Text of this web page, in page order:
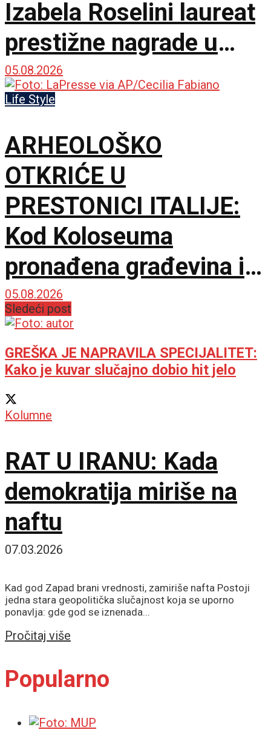
Izabela Roselini laureat
prestižne nagrade u
Švajcarskoj
05.08.2026
Life Style
ARHEOLOŠKO
OTKRIĆE U
PRESTONICI ITALIJE:
Kod Koloseuma
pronađena građevina iz
drugog veka sa
mozaicima i freskama
05.08.2026
Sledeći post
GREŠKA JE NAPRAVILA SPECIJALITET:
Kako je kuvar slučajno dobio hit jelo
Kolumne
RAT U IRANU: Kada
demokratija miriše na
naftu
07.03.2026
Kad god Zapad brani vrednosti, zamiriše nafta Postoji
jedna stara geopolitička slučajnost koja se uporno
ponavlja: gde god se iznenada...
Pročitaj više
Popularno